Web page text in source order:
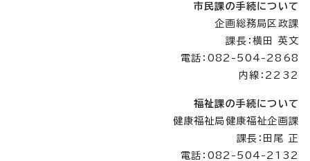
市民課の手続について
企画総務局区政課
課長：横田 英文
電話：082-504-2868
内線：2232
福祉課の手続について
健康福祉局健康福祉企画課
課長：田尾 正
電話：082-504-2132